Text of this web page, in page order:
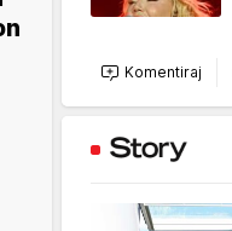
Komentiraj